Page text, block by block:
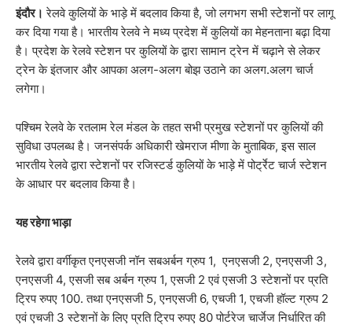
इंदौर। रेलवे कुलियों के भाड़े में बदलाव किया है, जो लगभग सभी स्टेशनों पर लागू
कर दिया गया है। भारतीय रेलवे ने मध्य प्रदेश में कुलियों का मेहनताना बढ़ा दिया
है। प्रदेश के रेलवे स्टेशन पर कुलियों के द्वारा सामान ट्रेन में चढ़ाने से लेकर
ट्रेन के इंतजार और आपका अलग-अलग बोझ उठाने का अलग.अलग चार्ज
लगेगा।
पश्चिम रेलवे के रतलाम रेल मंडल के तहत सभी प्रमुख स्टेशनों पर कुलियों की
सुविधा उपलब्ध है। जनसंपर्क अधिकारी खेमराज मीणा के मुताबिक, इस साल
भारतीय रेलवे द्वारा स्टेशनों पर रजिस्टर्ड कुलियों के भाड़े में पोर्ट्रेट चार्ज स्टेशन
के आधार पर बदलाव किया है।
यह रहेगा भाड़ा
रेलवे द्वारा वर्गीकृत एनएसजी नॉन सबअर्बन ग्रुप 1, एनएसजी 2, एनएसजी 3,
एनएसजी 4, एसजी सब अर्बन ग्रुप 1, एसजी 2 एवं एसजी 3 स्‍टेशनों पर प्रति
ट्रिप रुपए 100. तथा एनएसजी 5, एनएसजी 6, एचजी 1, एचजी हॉल्‍ट ग्रुप 2
एवं एचजी 3 स्‍टेशनों के लिए प्रति ट्रिप रुपए 80 पोर्टरेज चार्जेज निर्धारित की